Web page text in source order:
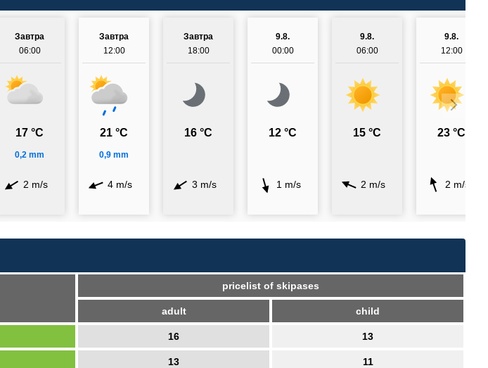
Завтра
06:00
17 °C
0,2 mm
2 m/s
Завтра
12:00
21 °C
0,9 mm
4 m/s
Завтра
18:00
16 °C
3 m/s
9.8.
00:00
12 °C
1 m/s
9.8.
06:00
15 °C
2 m/s
9.8.
12:00
23 °C
2 m/s
pricelist of skipases
adult child
16 13
13 11